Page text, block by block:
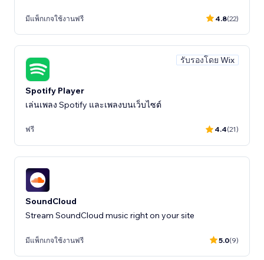
มีแพ็กเกจใช้งานฟรี 4.8(22)
รับรองโดย Wix
Spotify Player
เล่นเพลง Spotify และเพลงบนเว็บไซต์
ฟรี 4.4(21)
SoundCloud
Stream SoundCloud music right on your site
มีแพ็กเกจใช้งานฟรี 5.0(9)